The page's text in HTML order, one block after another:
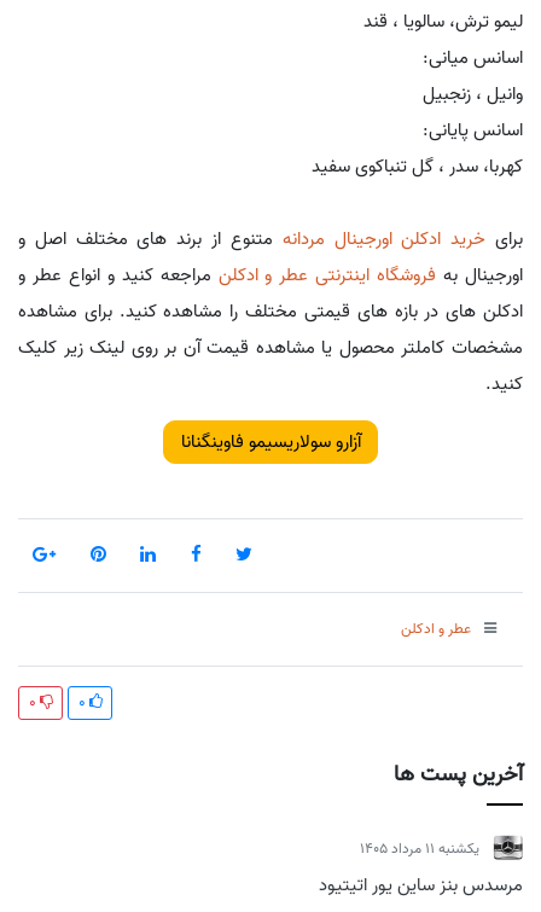
آخرین پست ها
يكشنبه 11 مرداد 1405
مرسدس بنز ساین یور اتیتیود
لیمو ترش، سالویا ، قند
اسانس میانی:
وانیل ، زنجبیل
اسانس پایانی:
کهربا، سدر ، گل تنباکوی سفید
برای خرید ادکلن اورجینال مردانه متنوع از برند های مختلف اصل و
اورجینال به فروشگاه اینترنتی عطر و ادکلن مراجعه کنید و انواع عطر و
ادکلن های در بازه های قیمتی مختلف را مشاهده کنید. برای مشاهده
مشخصات کاملتر محصول یا مشاهده قیمت آن بر روی لینک زیر کلیک
کنید.
آزارو سولاریسیمو فاوینگنانا
عطر و ادکلن